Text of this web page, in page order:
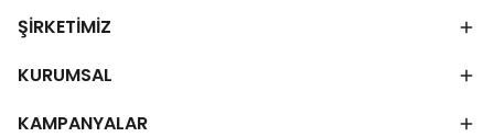
ŞİRKETİMİZ
KURUMSAL
KAMPANYALAR